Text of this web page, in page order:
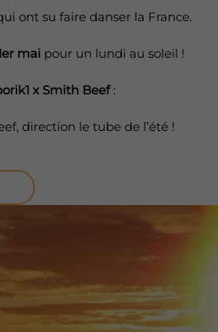
ont su faire danser la France.
mai pour un lundi au soleil !
x Smith Beef:
direction le tube de l’été !